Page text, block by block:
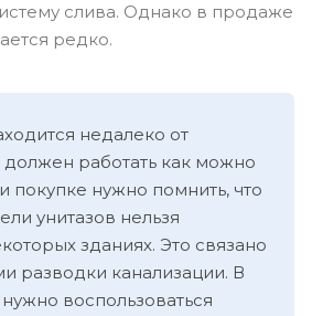
слива. Однако в продаже
редко.
недалеко от
должен работать как можно
покупке нужно помнить, что
унитазов нельзя
зданиях. Это связано
разводки канализации. В
воспользоваться